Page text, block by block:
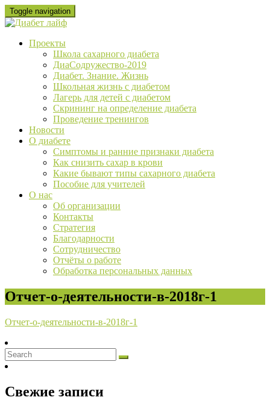
Skip
to
content
Toggle navigation
Проекты
Школа сахарного диабета
ДиаСодружество-2019
Диабет. Знание. Жизнь
Школьная жизнь с диабетом
Лагерь для детей с диабетом
Скрининг на определение диабета
Проведение тренингов
Новости
О диабете
Cимптомы и ранние признаки диабета
Как снизить сахар в крови
Какие бывают типы сахарного диабета
Пособие для учителей
О нас
Об организации
Контакты
Стратегия
Благодарности
Сотрудничество
Отчёты о работе
Обработка персональных данных
Отчет-о-деятельности-в-2018г-1
Отчет-о-деятельности-в-2018г-1
Свежие записи